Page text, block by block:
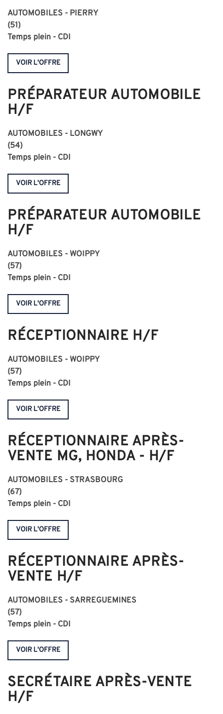
AUTOMOBILES - PIERRY
(51)
Temps plein - CDI
VOIR L'OFFRE
PRÉPARATEUR AUTOMOBILE
H/F
AUTOMOBILES - LONGWY
(54)
Temps plein - CDI
VOIR L'OFFRE
PRÉPARATEUR AUTOMOBILE
H/F
AUTOMOBILES - WOIPPY
(57)
Temps plein - CDI
VOIR L'OFFRE
RÉCEPTIONNAIRE H/F
AUTOMOBILES - WOIPPY
(57)
Temps plein - CDI
VOIR L'OFFRE
RÉCEPTIONNAIRE APRÈS-
VENTE MG, HONDA - H/F
AUTOMOBILES - STRASBOURG
(67)
Temps plein - CDI
VOIR L'OFFRE
RÉCEPTIONNAIRE APRÈS-
VENTE H/F
AUTOMOBILES - SARREGUEMINES
(57)
Temps plein - CDI
VOIR L'OFFRE
SECRÉTAIRE APRÈS-VENTE
H/F